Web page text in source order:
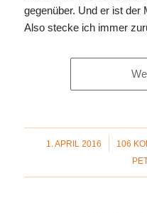
gegenüber. Und er ist der
Also stecke ich immer
1. APRIL 2016
/ 106